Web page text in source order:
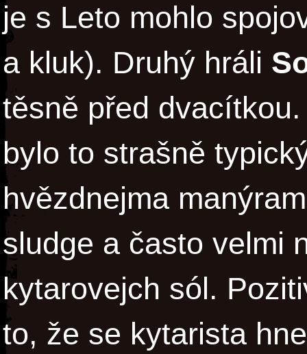
je s Leto mohlo
a kluk). Druhý hráli
těsně před
bylo to strašně
hvězdnejma
sludge a často velmi
kytarovejch sól.
to, že se kytarista